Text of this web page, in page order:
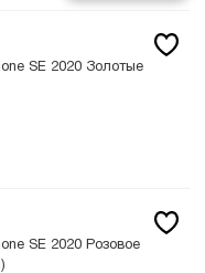
SE 2020 Золотые
SE 2020 Розовое